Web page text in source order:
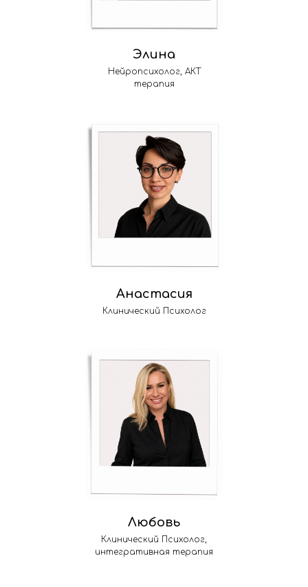
Элина
Нейропсихолог, АКТ
терапия
Анастасия
Клинический Психолог
Любовь
Клинический Психолог,
интегративная терапия